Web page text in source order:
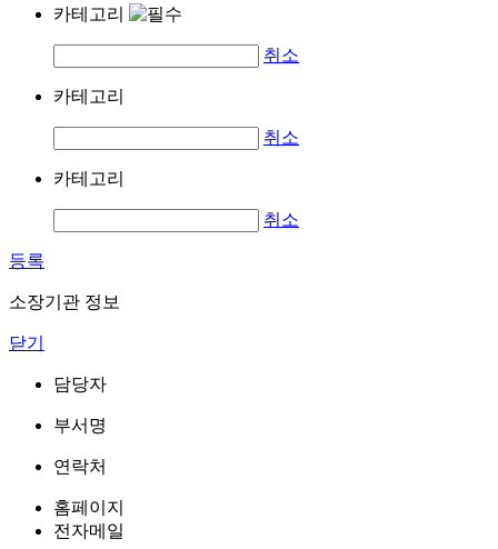
카테고리
취소
카테고리
취소
카테고리
취소
등록
소장기관 정보
닫기
담당자
부서명
연락처
홈페이지
전자메일